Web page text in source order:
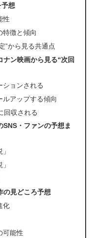
想
性
特徴と傾向
”から見る共通点
ナン映画から見る“次回
ションされる
ルアップする傾向
回収される
SNS・ファンの予想ま
の見どころ予想
化
可能性